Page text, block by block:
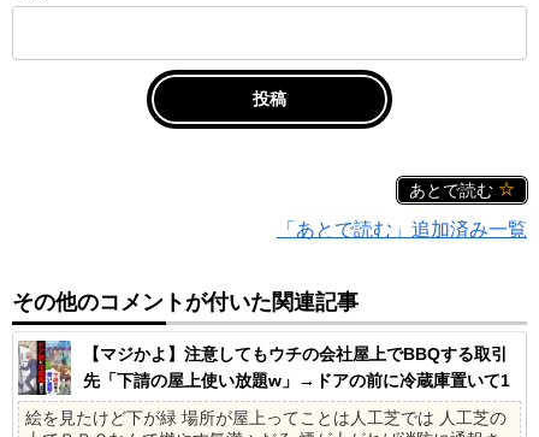
あとで読む
「あとで読む」追加済み一覧
その他のコメントが付いた関連記事
【マジかよ】注意してもウチの会社屋上でBBQする取引
先「下請の屋上使い放題w」→ドアの前に冷蔵庫置いて1
ヶ月の社員旅行に
絵を見たけど下が緑 場所が屋上ってことは人工芝では 人工芝の